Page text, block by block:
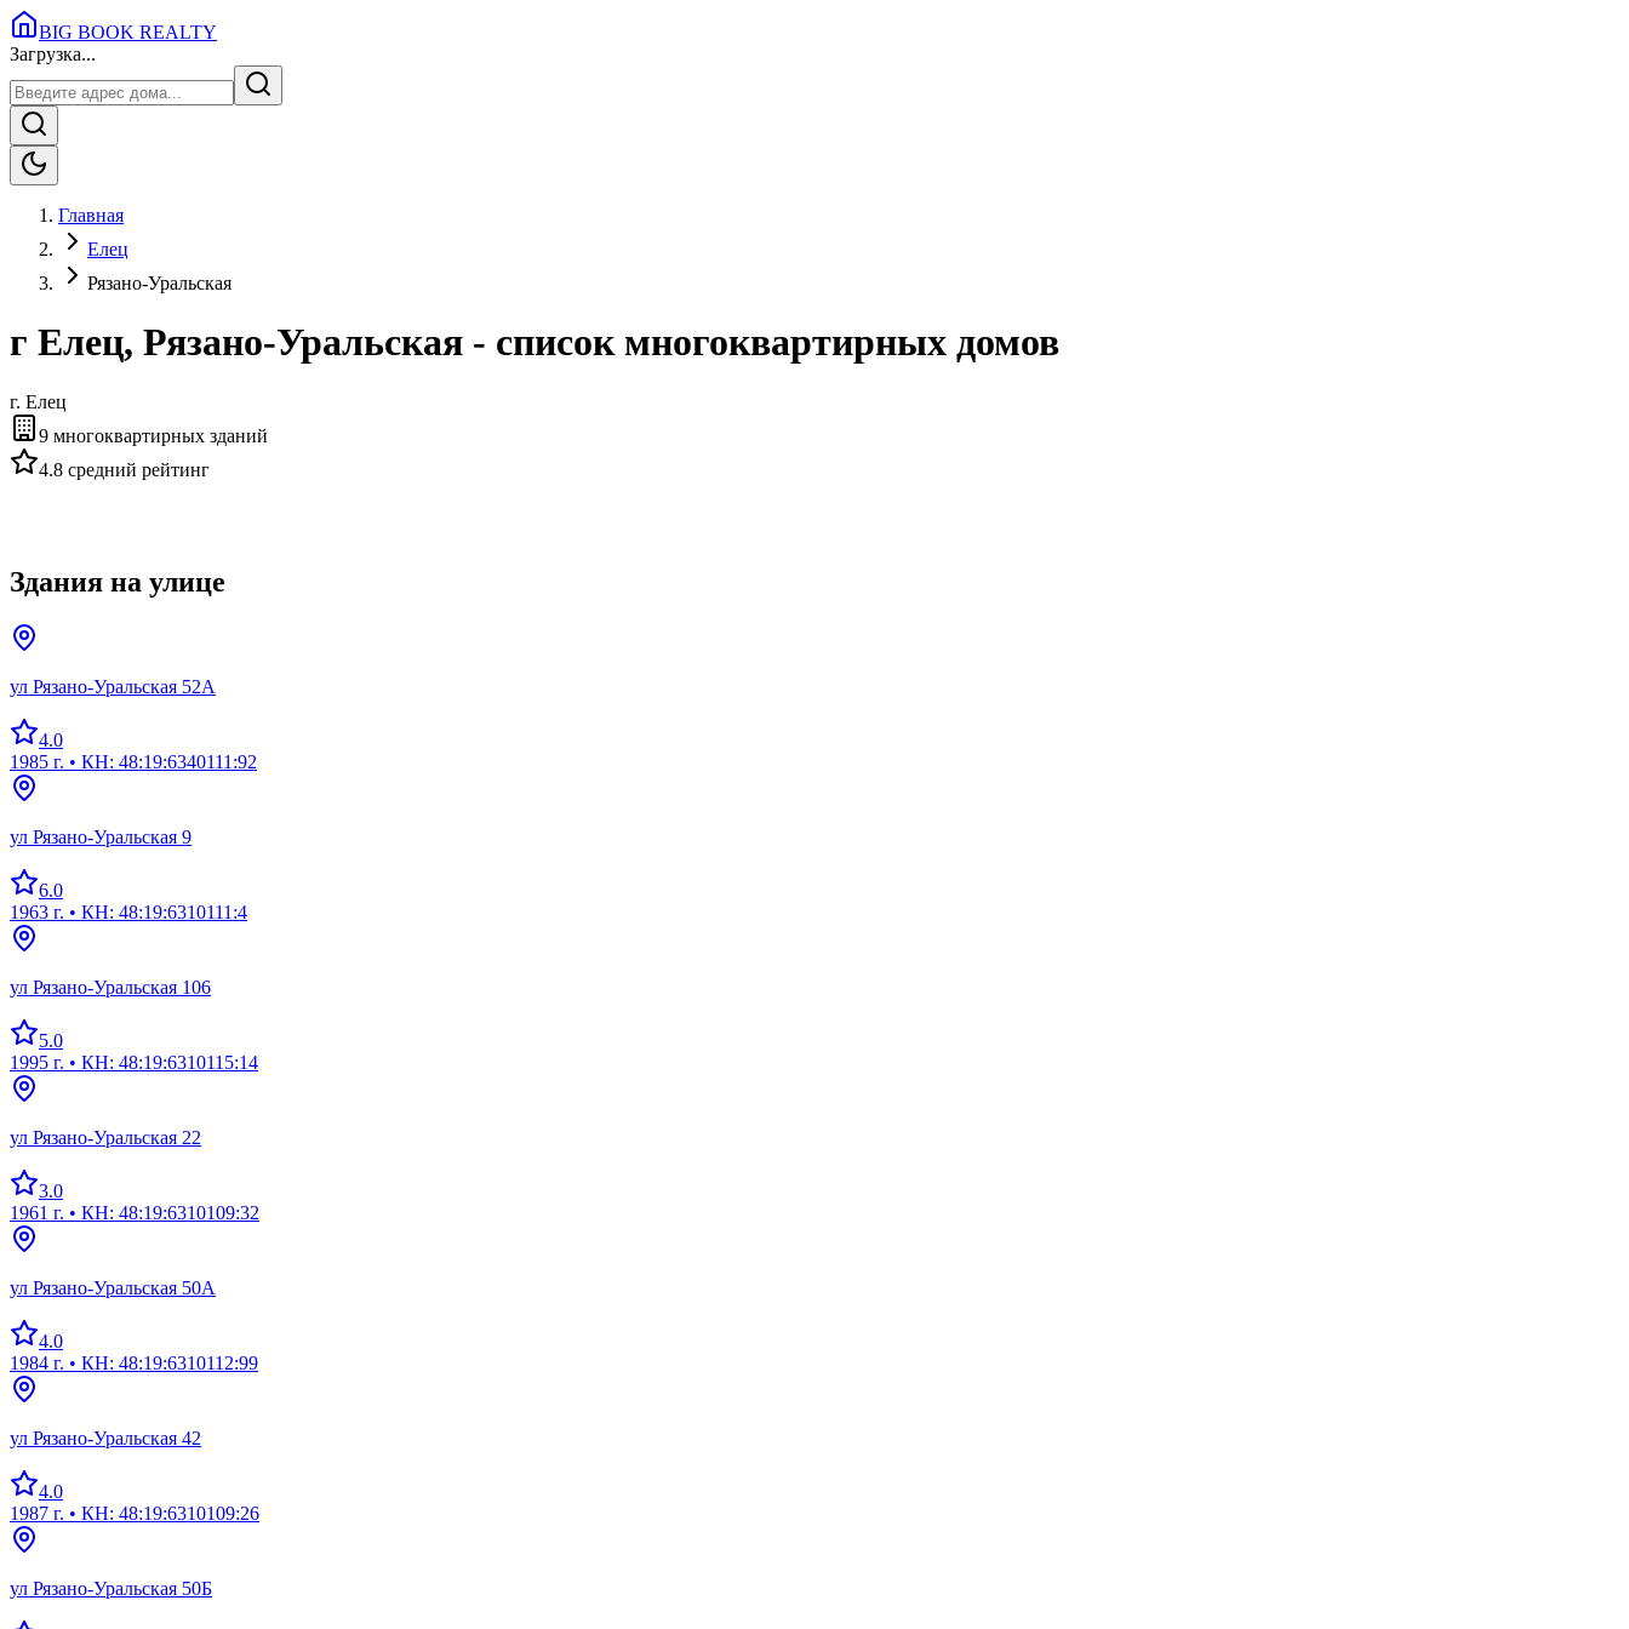
BIG BOOK REALTY
Загрузка...
Главная
Елец
Рязано-Уральская
г Елец, Рязано-Уральская - список многоквартирных домов
г. Елец
9 многоквартирных зданий
4.8 средний рейтинг
Здания на улице
ул Рязано-Уральская 52А
4.0
1985 г. • КН: 48:19:6340111:92
ул Рязано-Уральская 9
6.0
1963 г. • КН: 48:19:6310111:4
ул Рязано-Уральская 106
5.0
1995 г. • КН: 48:19:6310115:14
ул Рязано-Уральская 22
3.0
1961 г. • КН: 48:19:6310109:32
ул Рязано-Уральская 50А
4.0
1984 г. • КН: 48:19:6310112:99
ул Рязано-Уральская 42
4.0
1987 г. • КН: 48:19:6310109:26
ул Рязано-Уральская 50Б